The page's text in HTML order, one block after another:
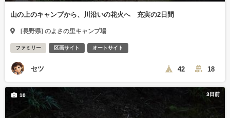
山の上のキャンプから、川沿いの花火へ 充実の2日間
[長野県] のよさの里キャンプ場
ファミリー 区画サイト オートサイト
セツ 42 18
3日前
10